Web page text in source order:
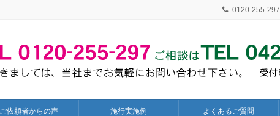
0120-255-297
ご依頼者からの声 施行実施例 よくあるご質問